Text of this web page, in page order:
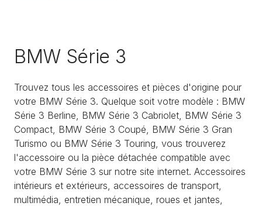
BMW Série 3
Trouvez tous les accessoires et pièces d'origine pour
votre BMW Série 3. Quelque soit votre modèle : BMW
Série 3 Berline, BMW Série 3 Cabriolet, BMW Série 3
Compact, BMW Série 3 Coupé, BMW Série 3 Gran
Turismo ou BMW Série 3 Touring, vous trouverez
l'accessoire ou la pièce détachée compatible avec
votre BMW Série 3 sur notre site internet. Accessoires
intérieurs et extérieurs, accessoires de transport,
multimédia, entretien mécanique, roues et jantes,